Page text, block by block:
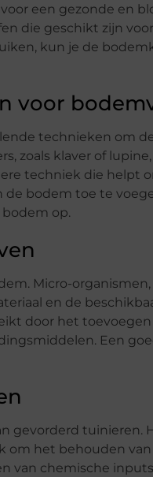
een gezonde en
die geschikt zijn
kun je de
voor
technieken om
zoals klaver of
techniek die helpt
bodem toe te
op.
Micro-
en de
door het
Een
gevorderd tuinieren.
om het behouden
van chemische